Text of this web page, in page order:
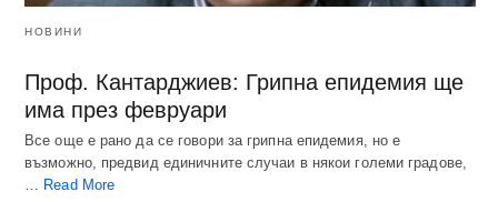
НОВИНИ
Проф. Кантарджиев: Грипна епидемия ще
има през февруари
Все още е рано да се говори за грипна епидемия, но е
възможно, предвид единичните случаи в някои големи градове,
… Read More